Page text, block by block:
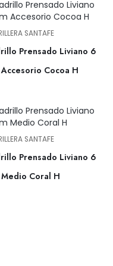
SANTAFE
Prensado Liviano 6
Accesorio Cocoa H
SANTAFE
Prensado Liviano 6
Medio Coral H